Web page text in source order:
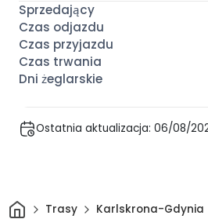
Ostatnia aktualizacja: 06/08/
DomTrasy Karlskrona-Gdynia